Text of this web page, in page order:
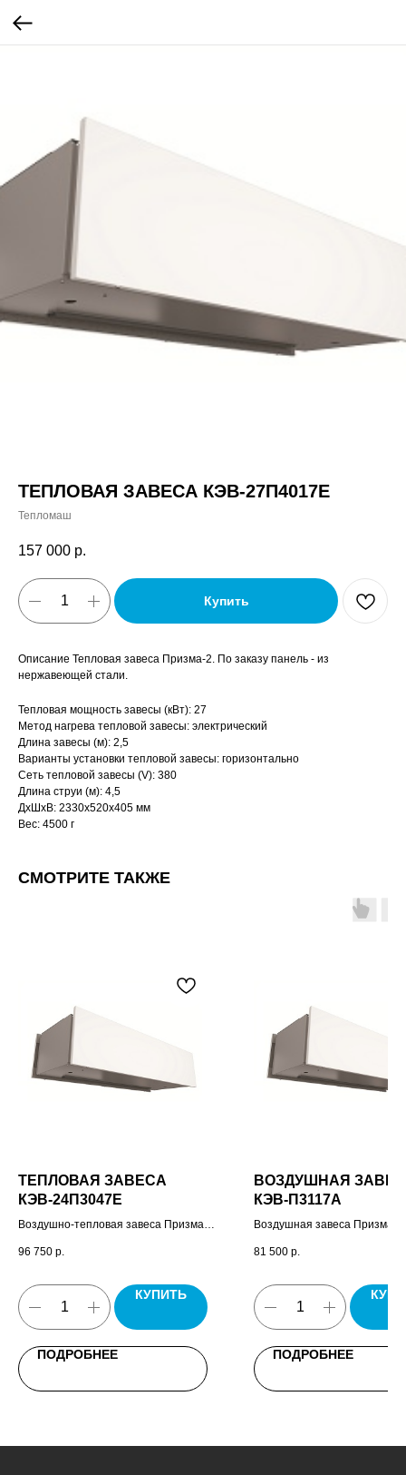
ТЕПЛОВАЯ ЗАВЕСА КЭВ-27П4017Е
Тепломаш
157 000 р.
Купить
Описание Тепловая завеса Призма-2. По заказу панель - из
нержавеющей стали.
Тепловая мощность завесы (кВт): 27
Метод нагрева тепловой завесы: электрический
Длина завесы (м): 2,5
Варианты установки тепловой завесы: горизонтально
Сеть тепловой завесы (V): 380
Длина струи (м): 4,5
ДxШxВ: 2330x520x405 мм
Вес: 4500 г
СМОТРИТЕ ТАКЖЕ
ТЕПЛОВАЯ ЗАВЕСА
КЭВ-24П3047E
Воздушно-тепловая завеса Призма-2,
паспорт.
96 750 р.
КУПИТЬ
ПОДРОБНЕЕ
ВОЗДУШНАЯ
КЭВ-П3117A
Воздушная завеса Призма-2,
81 500 р.
ПОДРОБНЕЕ